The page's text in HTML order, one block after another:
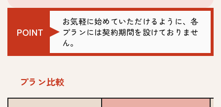
POINT
お気軽に始めていただけるように、各
プランには契約期間を設けておりませ
ん。
プラン比較